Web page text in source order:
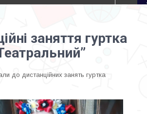
заняття гуртка
до дистанційних занять гуртка